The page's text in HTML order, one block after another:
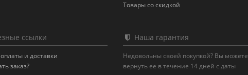
Товары со скидкой
ссылки
и доставки
заказ?
Наша гарантия
Недовольны своей покупкой? Вы можете
вернуть ее в течение 14 дней с даты